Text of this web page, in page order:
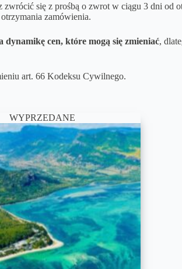
się z prośbą o zwrot w ciągu 3 dni
zamówienia.
dynamikę cen, które mogą się zmieniać,
art. 66 Kodeksu Cywilnego.
WYPRZEDANE